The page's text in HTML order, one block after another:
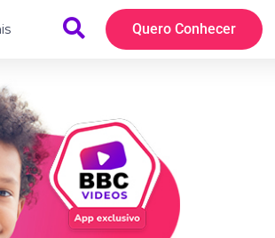
Quero Conhecer